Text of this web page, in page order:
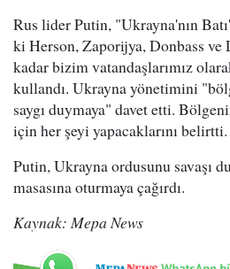
Rus lider Putin, "Ukrayna'nın
ki Herson, Zaporijya, Donbass ve
kadar bizim vatandaşlarımız
kullandı. Ukrayna yönetimini
saygı duymaya" davet etti.
için her şeyi yapacaklarını belirtti.
Putin, Ukrayna ordusunu savaşı
masasına oturmaya çağırdı.
Kaynak: Mepa News